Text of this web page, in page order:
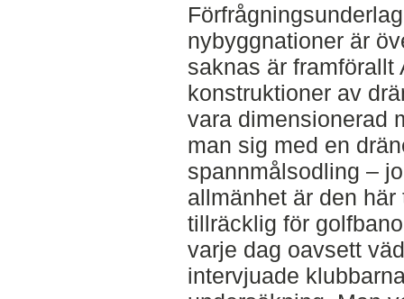
nybyggnationer är
saknas är framförallt
konstruktioner av
vara dimensionerad
man sig med en
spannmålsodling –
allmänhet är den
tillräcklig för
varje dag oavsett
intervjuade